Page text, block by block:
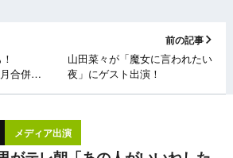
合併
前の記事
山田菜々が「魔女に言われたい
夜」にゲスト出演！
メディア出演